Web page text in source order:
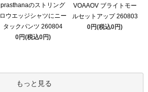
prasthanaのストリング
ロウエッジシャツにニー
タックパンツ 260804
0円(税込0円)
VOAAOV ブライトモー
ルセットアップ 260803
0円(税込0円)
もっと見る